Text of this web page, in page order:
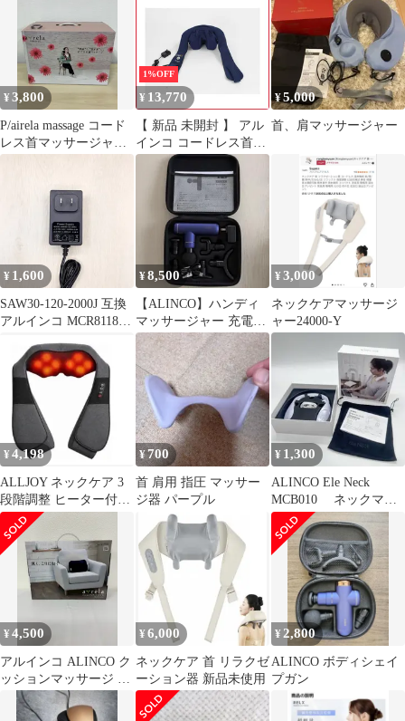
¥3,800
P/airela massage コード
レス首マッサージャー
1%OFF
¥ 13,770
【 新品 未開封 】 アル
インコ コードレス首マ
ッサージャー もみたい
む8821 MCR8922N 未使
用 送料無料
¥5,000
首、肩マッサージャー
¥ 1,600
SAW30-120-2000J 互換
アルインコ MCR8118
ッション ACアダプタ
もみたいむ MCR8415
首マッサージャー マッ
サージ器 12V 2A プラ
グ外径 約 5.5mm セン
タープラス 60-80313-
499
¥8,500
【ALINCO】ハンディ
マッサージャー 充電
器・ヘッド付き 美品
¥3,000
ネックケアマッサージ
ャー24000-Y
¥ 4,198
ALLJOY ネックケア 3
段階調整 ヒーター付き
静音 首 肩 腰 背中 太も
も
¥700
首 肩用 指圧 マッサー
ジ器 パープル
¥ 1,300
ALINCO Ele Neck
MCB010 ネックマッ
サージ
¥4,500
アルインコ ALINCO ク
ッションマッサージ め
ぐり MCR8116 ヒータ
ー付き 首 肩 腰 新品未
¥ 6,000
ネックケア 首 リラクゼ
ーション器 新品未使用
¥ 2,800
ALINCO ボディシェイ
プガン